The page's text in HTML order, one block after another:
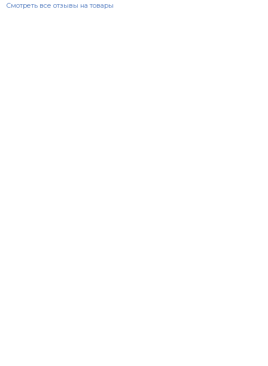
Смотреть все отзывы на товары